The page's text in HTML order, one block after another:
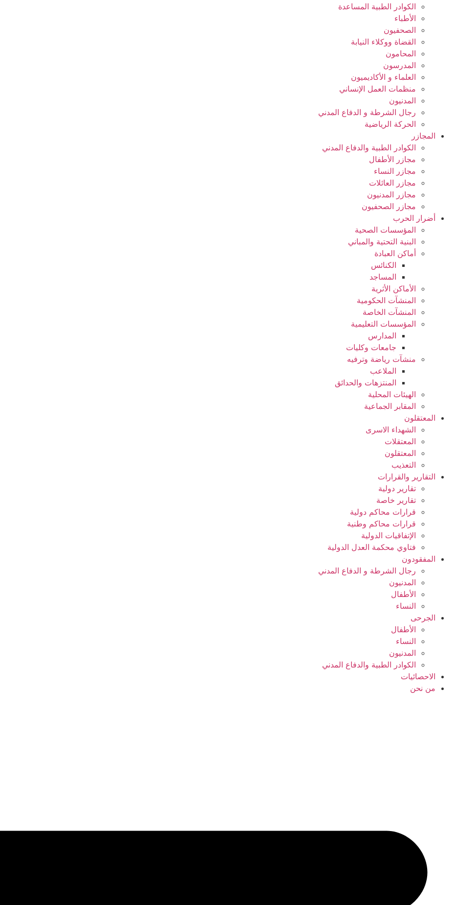
الكوادر الطبية المساعدة
الأطباء
الصحفيون
القضاة ووكلاء النيابة
المحامون
المدرسون
العلماء و الأكاديميون
منظمات العمل الإنساني
المدنيون
رجال الشرطة و الدفاع المدني
الحركة الرياضية
المجازر
الكوادر الطبية والدفاع المدني
مجازر الأطفال
مجازر النساء
مجازر العائلات
مجازر المدنيون
مجازر الصحفيون
أضرار الحرب
المؤسسات الصحية
البنية التحتية والمباني
أماكن العبادة
الكنائس
المساجد
الأماكن الأثرية
المنشآت الحكومية
المنشآت الخاصة
المؤسسات التعليمية
المدارس
جامعات وكليات
منشآت رياضة وترفيه
الملاعب
المنتزهات والحدائق
الهيئات المحلية
المقابر الجماعية
المعتقلون
الشهداء الاسرى
المعتقلات
المعتقلون
التعذيب
التقارير والقرارات
تقارير دولية
تقارير خاصة
قرارات محاكم دولية
قرارات محاكم وطنية
الإتفاقيات الدولية
فتاوي محكمة العدل الدولية
المفقودون
رجال الشرطة و الدفاع المدني
المدنيون
الأطفال
النساء
الجرحى
الأطفال
النساء
المدنيون
الكوادر الطبية والدفاع المدني
الاحصائيات
من نحن